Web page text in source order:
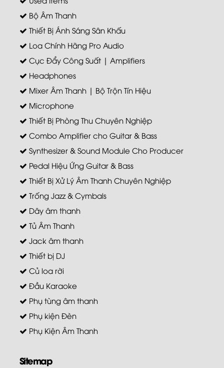
Bộ Âm Thanh
Thiết Bị Ánh Sáng Sân Khấu
Loa Chính Hãng Pro Audio
Cục Đẩy Công Suất | Amplifiers
Headphones
Mixer Âm Thanh | Bộ Trộn Tín Hiệu
Microphone
Thiết Bị Phòng Thu Chuyên Nghiệp
Combo Amplifier cho Guitar & Bass
Synthesizer & Sound Module Cho Producer
Pedal Hiệu Ứng Guitar & Bass
Thiết Bị Xử Lý Âm Thanh Chuyên Nghiệp
Trống Jazz & Cymbals
Dây âm thanh
Tủ Âm Thanh
Jack âm thanh
Thiết bị DJ
Củ loa rời
Đầu Karaoke
Phụ tùng âm thanh
Phụ kiện Đèn
Phụ Kiện Âm Thanh
Sitemap